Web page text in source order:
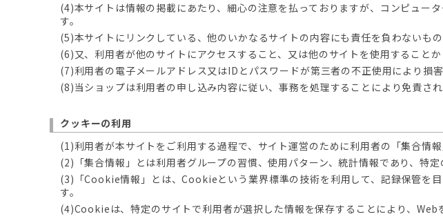
(4)本サイトは情報の掲載にあたり、細心の注意を払っておりますが、コンピュー
す。
(5)本サイトにリンクしている、他のいかなるサイトの内容にも責任を負わないもの
(6)又、利用者が他のサイトにアクセスすること、又は他のサイトを使用すること
(7)利用者の電子メールアドレス又はIDとパスワードが第三者の不正使用により損
(8)当ショップは利用者の申し込み内容に従い、事務を処理することにより免責され
クッキーの利用
(1)利用者が本サイトをご利用する過程で、サイト運営のために利用者の「集合情
(2)「集合情報」とは利用者グループの習慣、使用パターン、統計情報であり、特
(3)「Cookie情報」とは、Cookieという業界標準の技術を利用して、記録保管を
す。
(4)Cookieは、特定のサイトで利用者が選択した情報を保存することにより、Web